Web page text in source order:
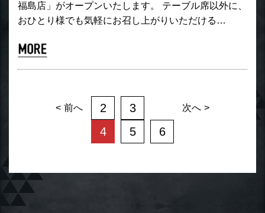
福島店」がオープンいたします。 テーブル席以外に、
おひとり様でも気軽にお召し上がりいただける…
前へ 2
3
4
5 6
次へ